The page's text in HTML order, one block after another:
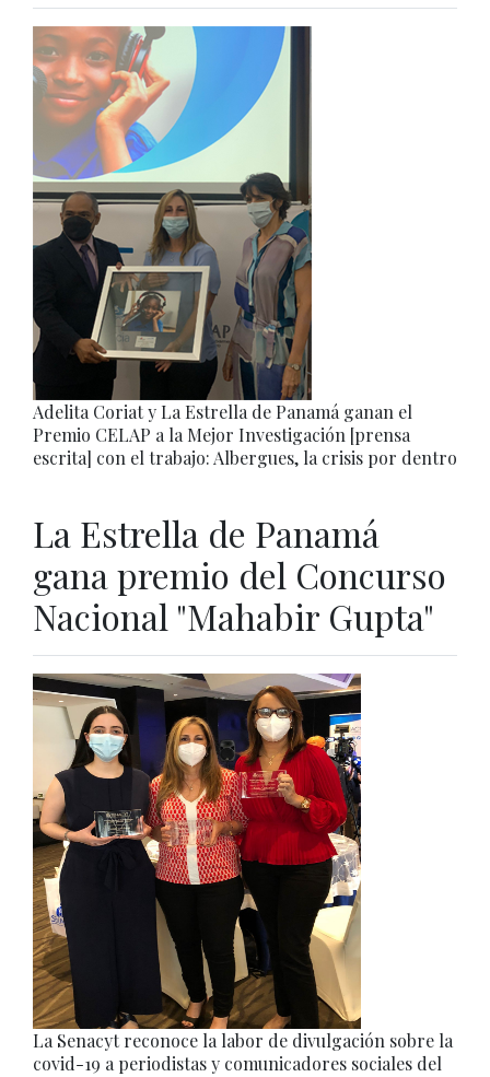
Adelita Coriat y La Estrella de Panamá ganan el
Premio CELAP a la Mejor Investigación [prensa
escrita] con el trabajo: Albergues, la crisis por dentro
La Estrella de Panamá
gana premio del Concurso
Nacional "Mahabir Gupta"
La Senacyt reconoce la labor de divulgación sobre la
covid-19 a periodistas y comunicadores sociales del